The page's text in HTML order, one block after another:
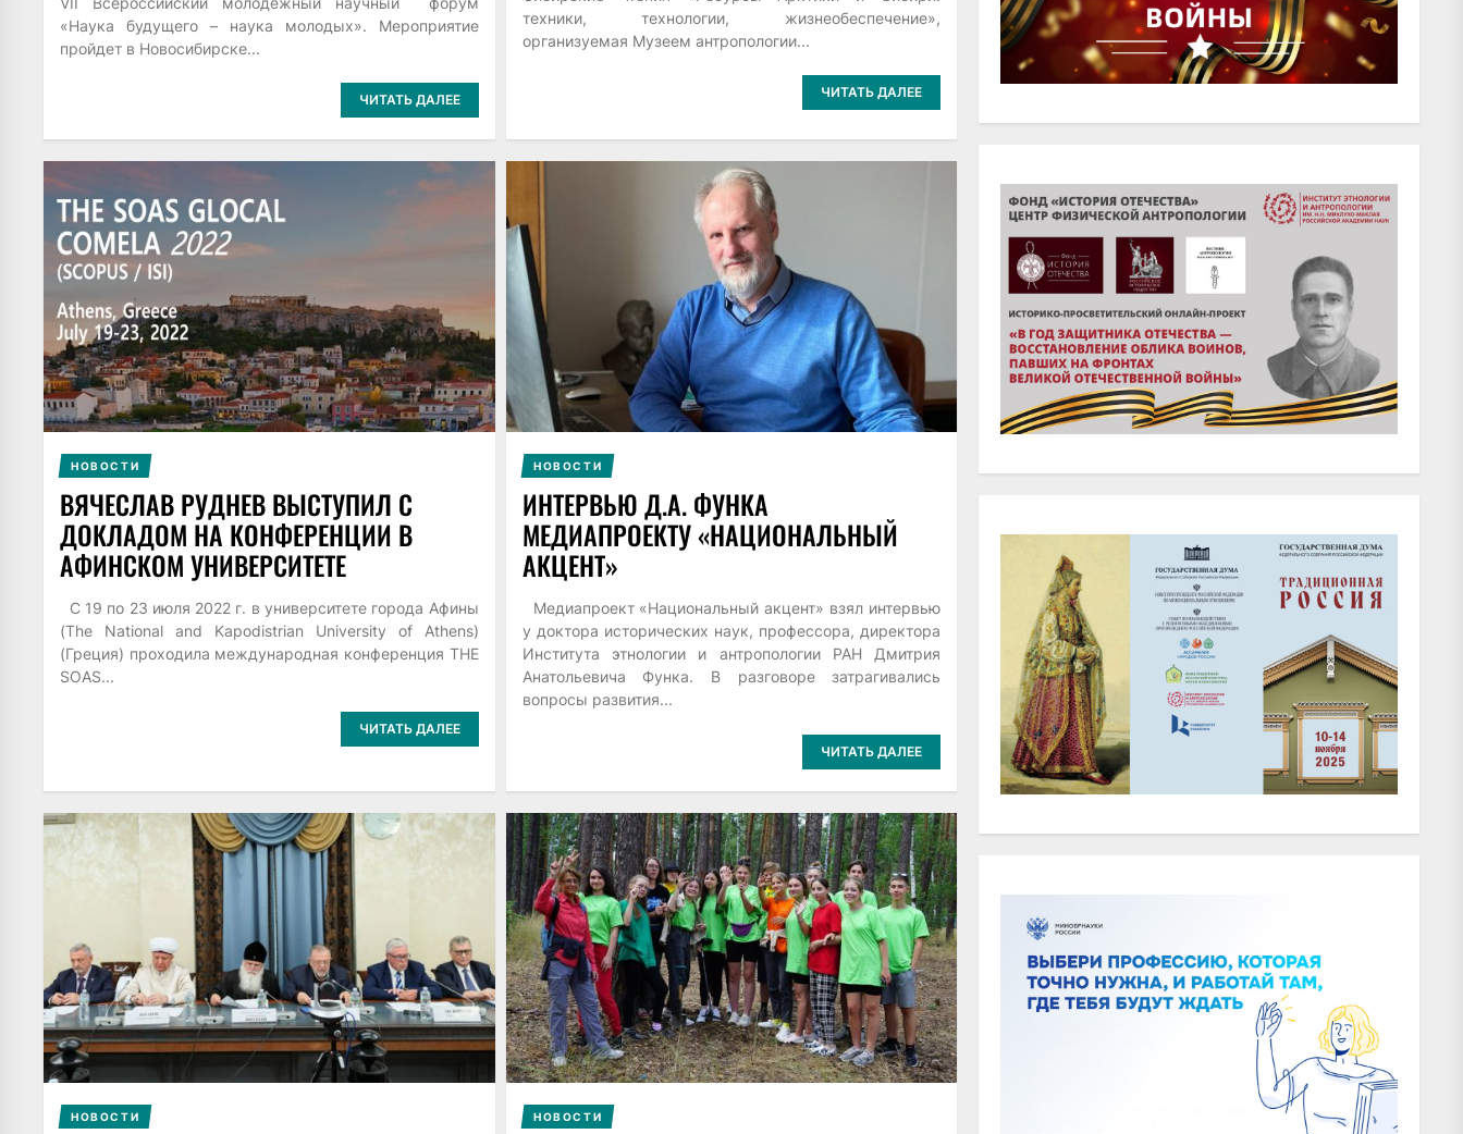
«Наука будущего – наука молодых». Мероприятие
пройдет в Новосибирске...
ЧИТАТЬ ДАЛЕЕ
техники, технологии, жизнеобеспечение»,
организуемая Музеем антропологии...
ЧИТАТЬ ДАЛЕЕ
НОВОСТИ
ВЯЧЕСЛАВ РУДНЕВ ВЫСТУПИЛ С
ДОКЛАДОМ НА КОНФЕРЕНЦИИ В
АФИНСКОМ УНИВЕРСИТЕТЕ
С 19 по 23 июля 2022 г. в университете города Афины
(The National and Kapodistrian University of Athens)
(Греция) проходила международная конференция THE
SOAS...
ЧИТАТЬ ДАЛЕЕ
НОВОСТИ
ИНТЕРВЬЮ Д.А. ФУНКА
МЕДИАПРОЕКТУ «НАЦИОНАЛЬНЫЙ
АКЦЕНТ»
Медиапроект «Национальный акцент» взял интервью
у доктора исторических наук, профессора, директора
Института этнологии и антропологии РАН Дмитрия
Анатольевича Функа. В разговоре затрагивались
вопросы развития...
ЧИТАТЬ ДАЛЕЕ
НОВОСТИ НОВОСТИ